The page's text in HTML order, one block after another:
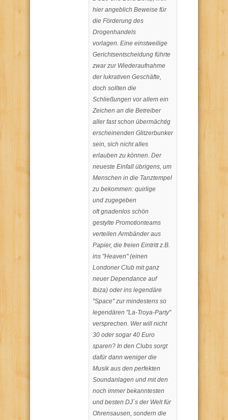
hier angeblich Beweise für
die Förderung des
Drogenhandels
vorlagen. Eine einstweilige
Gerichtsentscheidung führte
zwar zur Wiederaufnahme
der lukrativen Geschäfte,
doch sollten die
Schließungen vor allem ein
Zeichen an die Betreiber
aller fast schon übermächtig
erscheinenden Glitzerbunker
sein, sich nicht alles
erlauben zu können. Der
neueste Einfall übrigens, um
Menschen in die Tanztempel
zu bekommen: quirlige
und zugegeben
oft gnadenlos schön
gestylte Promotionteams
verteilen Armbänder aus
Papier, die freien Eintritt z.B.
ins "Heaven" (einen
Londoner Club mit ganz
neuer Dependance auf
Ibiza) oder ins legendäre
"Space" zur mindestens so
legendären "La-Troya-Party"
versprechen. Wer will nicht
30 oder sogar 40 Euro
sparen? In den Clubs sorgt
dafür dann weniger die
Musik aus den perfekten
Soundanlagen und mit den
noch immer bekanntesten
und besten DJ´s der Welt für
Ohrensausen, sondern die